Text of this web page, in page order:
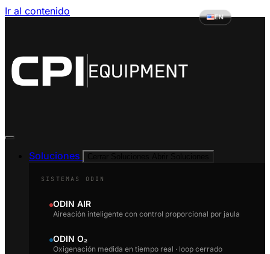
Ir al contenido
Soluciones
SISTEMAS ODIN
ODIN AIR
Aireación inteligente con control proporcional por jaula
ODIN O₂
Oxigenación medida en tiempo real · loop cerrado
EN